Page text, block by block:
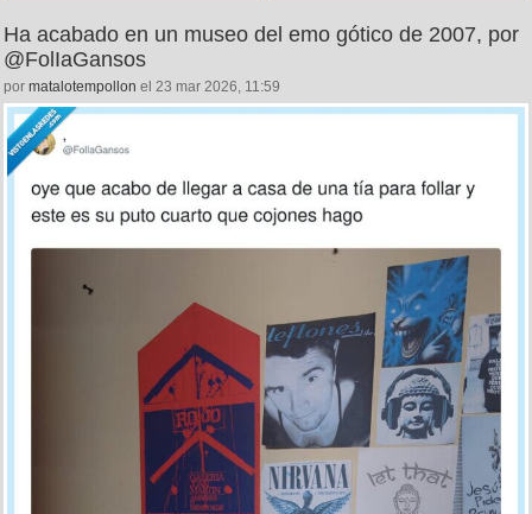
Ha acabado en un museo del emo gótico de 2007, por
@FolIaGansos
por matalotempollon el 23 mar 2026, 11:59